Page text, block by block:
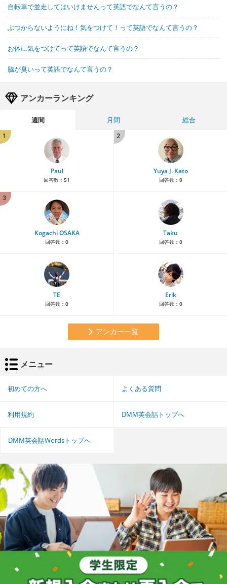
自転車で並走してはいけませんって英語でなんて言うの？
ぶつからないようにね！気をつけて！って英語でなんて言うの？
お体に気をつけてって英語でなんて言うの？
脇が臭いって英語でなんて言うの？
アンカーランキング
週間 月間
総合
1
Paul
回答数： 51
2
Yuya J. Kato
回答数： 0
3
Kogachi OSAKA
回答数： 0
Taku
回答数： 0
TE
回答数： 0
Erik
回答数： 0
アンカー一覧
メニュー
初めての方へ よくある質問
利用規約 DMM英会話トップへ
DMM英会話Wordsトップへ